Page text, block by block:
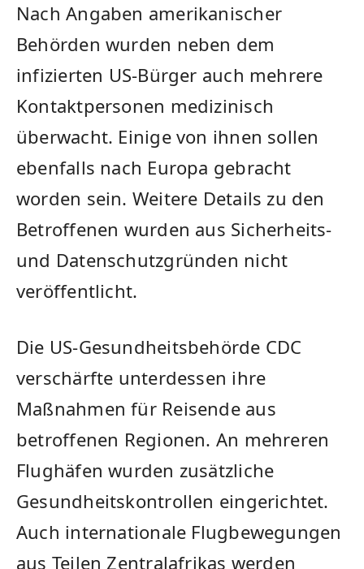
Nach Angaben amerikanischer
Behörden wurden neben dem
infizierten US-Bürger auch mehrere
Kontaktpersonen medizinisch
überwacht. Einige von ihnen sollen
ebenfalls nach Europa gebracht
worden sein. Weitere Details zu den
Betroffenen wurden aus Sicherheits-
und Datenschutzgründen nicht
veröffentlicht.
Die US-Gesundheitsbehörde CDC
verschärfte unterdessen ihre
Maßnahmen für Reisende aus
betroffenen Regionen. An mehreren
Flughäfen wurden zusätzliche
Gesundheitskontrollen eingerichtet.
Auch internationale Flugbewegungen
aus Teilen Zentralafrikas werden